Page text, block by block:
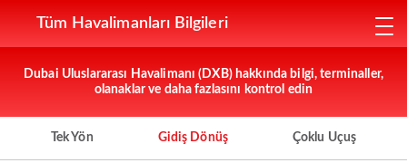
Tüm Havalimanları Bilgileri
Dubai Uluslararası Havalimanı (DXB) hakkında bilgi, terminaller,
olanaklar ve daha fazlasını kontrol edin
Tek Yön Gidiş Dönüş Çoklu Uçuş